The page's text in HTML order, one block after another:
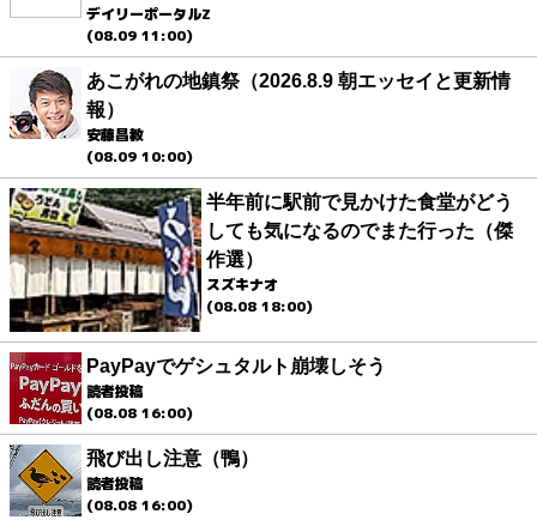
デイリーポータルZ
(08.09 11:00)
あこがれの地鎮祭（2026.8.9 朝エッセイと更新情
報）
安藤昌教
(08.09 10:00)
半年前に駅前で見かけた食堂がどう
しても気になるのでまた行った（傑
作選）
スズキナオ
(08.08 18:00)
PayPayでゲシュタルト崩壊しそう
読者投稿
(08.08 16:00)
飛び出し注意（鴨）
読者投稿
(08.08 16:00)